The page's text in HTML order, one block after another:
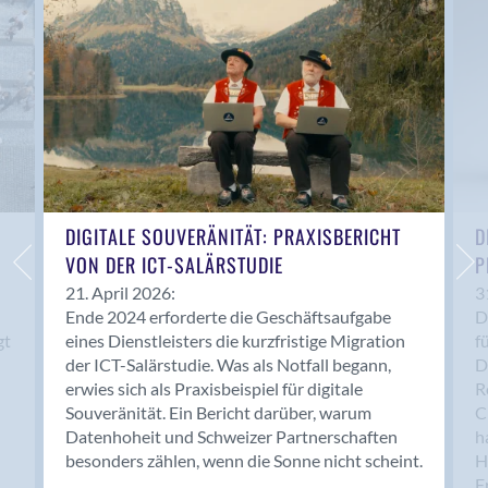
Anwil
Appenzell
Au SG
Baar
Baden
Balsthal
Balzers
Basel
Bassersdorf
Belp
Bendern
Benken (SG)
Bergdietikon
Berlin
Bern
Bern - Liebefeld
DIGITALE SOUVERÄNITÄT: PRAXISBERICHT
VON DER ICT-SALÄRSTUDIE
21. April 2026:
Ende 2024 erforderte die Geschäftsaufgabe
eines Dienstleisters die kurzfristige Migration
der ICT-Salärstudie. Was als Notfall begann,
erwies sich als Praxisbeispiel für digitale
Souveränität. Ein Bericht darüber, warum
Datenhoheit und Schweizer Partnerschaften
besonders zählen, wenn die Sonne nicht scheint.